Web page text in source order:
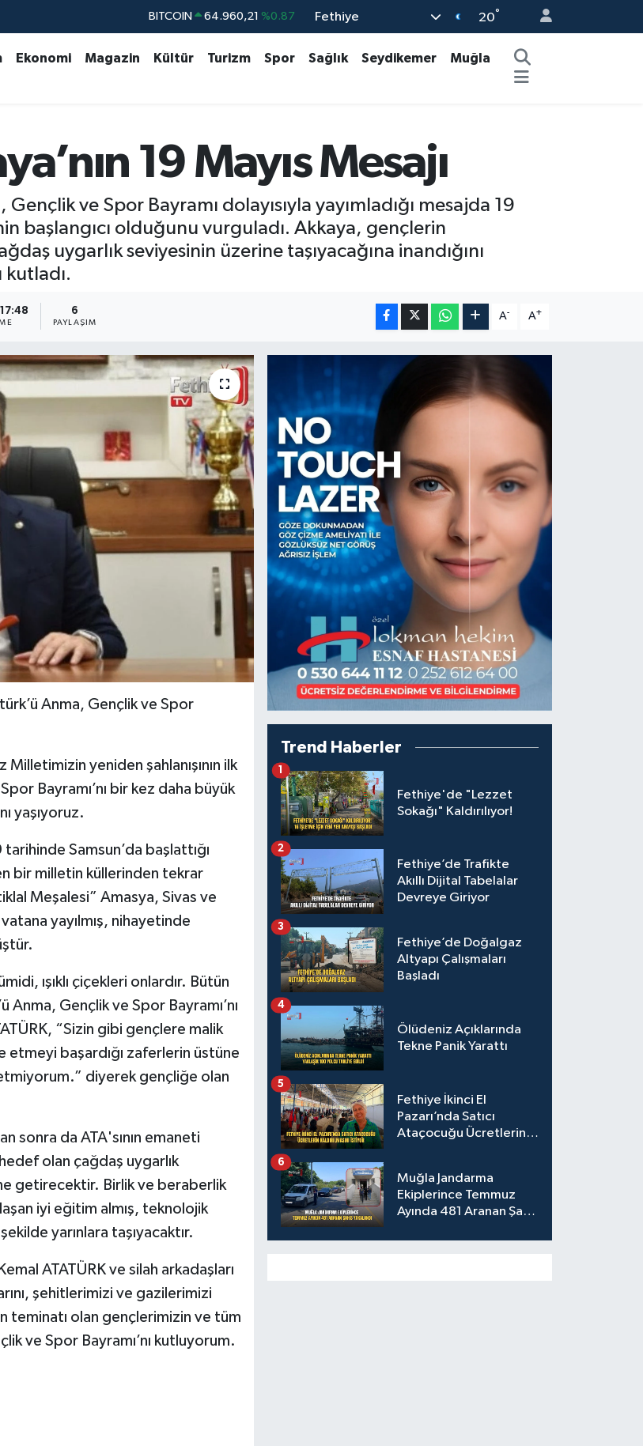
BITCOIN 64.960,21 %0.87
BİST100 13.779 %-14
Fethiye 20°
Ekonomi Magazin Kültür Turizm Spor Sağlık Seydikemer
Muğla
19 Mayıs Mesajı
ve Spor Bayramı dolayısıyla yayımladığı mesajda 19
başlangıcı olduğunu vurguladı. Akkaya, gençlerin
uygarlık seviyesinin üzerine taşıyacağına inandığını
kutladı.
6
PAYLAŞIM
A- A+
Anma, Gençlik ve Spor
Milletimizin yeniden şahlanışının ilk
Bayramı’nı bir kez daha büyük
yaşıyoruz.
Samsun’da başlattığı
bir milletin küllerinden tekrar
Meşalesi” Amasya, Sivas ve
yayılmış, nihayetinde
ışıklı çiçekleri onlardır. Bütün
Gençlik ve Spor Bayramı’nı
“Sizin gibi gençlere malik
başardığı zaferlerin üstüne
diyerek gençliğe olan
sonra da ATA'sının emaneti
olan çağdaş uygarlık
getirecektir. Birlik ve beraberlik
iyi eğitim almış, teknolojik
yarınlara taşıyacaktır.
ATATÜRK ve silah arkadaşları
şehitlerimizi ve gazilerimizi
teminatı olan gençlerimizin ve tüm
ve Spor Bayramı’nı kutluyorum.
Trend Haberler
Fethiye'de "Lezzet
Sokağı" Kaldırılıyor!
1
Fethiye’de Trafikte
Akıllı Dijital Tabelalar
Devreye Giriyor
2
Fethiye’de Doğalgaz
Altyapı Çalışmaları
Başladı
3
Ölüdeniz Açıklarında
Tekne Panik Yarattı
4
Fethiye İkinci El
Pazarı’nda Satıcı
Ataçocuğu Ücretlerin
5
Muğla Jandarma
Ekiplerince Temmuz
Ayında 481 Aranan Şahıs
6